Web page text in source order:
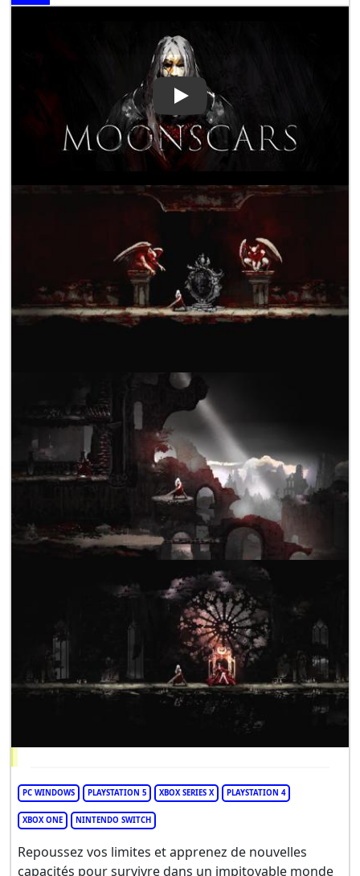
Play Video: Moonscars
PC WINDOWS PLAYSTATION 5 XBOX SERIES X PLAYSTATION 4
XBOX ONE NINTENDO SWITCH
Repoussez vos limites et apprenez de nouvelles
capacités pour survivre dans un impitoyable monde